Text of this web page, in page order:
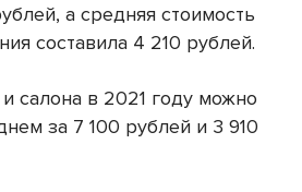
а средняя стоимость
составила 4 210 рублей.
салона в 2021 году можно
за 7 100 рублей и 3 910